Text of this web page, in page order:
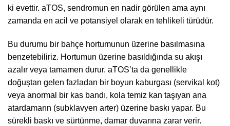
ki evettir. aTOS, sendromun en nadir görülen ama aynı
zamanda en acil ve potansiyel olarak en tehlikeli türüdür.
Bu durumu bir bahçe hortumunun üzerine basılmasına
benzetebiliriz. Hortumun üzerine basıldığında su akışı
azalır veya tamamen durur. aTOS’ta da genellikle
doğuştan gelen fazladan bir boyun kaburgası (servikal kot)
veya anormal bir kas bandı, kola temiz kan taşıyan ana
atardamarın (subklavyen arter) üzerine baskı yapar. Bu
sürekli baskı ve sürtünme, damar duvarına zarar verir.